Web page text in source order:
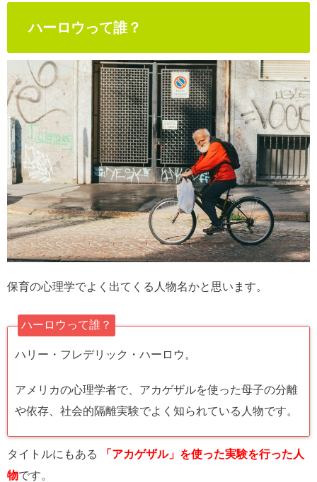
ハーロウって誰？
保育の心理学でよく出てくる人物名かと思います。
ハーロウって誰？
ハリー・フレデリック・ハーロウ。
アメリカの心理学者で、アカゲザルを使った母子の分離
や依存、社会的隔離実験でよく知られている人物です。
タイトルにもある
「アカゲザル」を使った実験を行った人
物です。